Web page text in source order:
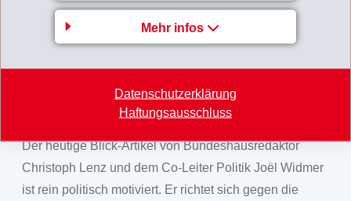
Mehr infos
Datenschutzerklärung
Haftungsausschluss
Netzes von Konzerngesellschaften". Vielmehr handelt
es sich dabei um eine von weltweit 46 ordentlich
tätigen Gesellschaften der EMS-Gruppe. Der weltweite
Umsatz der EMS-Gruppe von rund 2 Milliarden
Schweizerfranken wird zu über 95% im Ausland
Der heutige Blick-Artikel von Bundeshausredaktor
Christoph Lenz und dem Co-Leiter Politik Joël Widmer
ist rein politisch motiviert. Er richtet sich gegen die